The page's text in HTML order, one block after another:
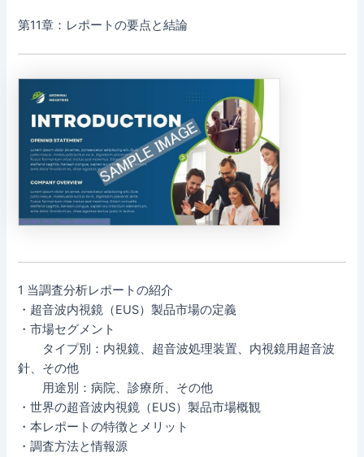
第11章：レポートの要点と結論
1 当調査分析レポートの紹介
・超音波内視鏡（EUS）製品市場の定義
・市場セグメント
タイプ別：内視鏡、超音波処理装置、内視鏡用超音波
針、その他
用途別：病院、診療所、その他
・世界の超音波内視鏡（EUS）製品市場概観
・本レポートの特徴とメリット
・調査方法と情報源